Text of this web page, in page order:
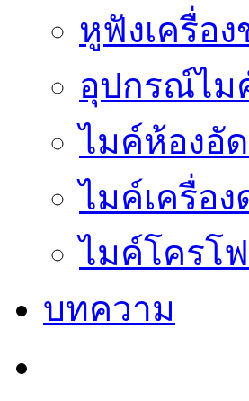
หูฟังเครื่อ
อุปกรณ์ไม
ไมค์ห้องอัด
ไมค์เครื่อ
ไมค์โครโ
บทความ